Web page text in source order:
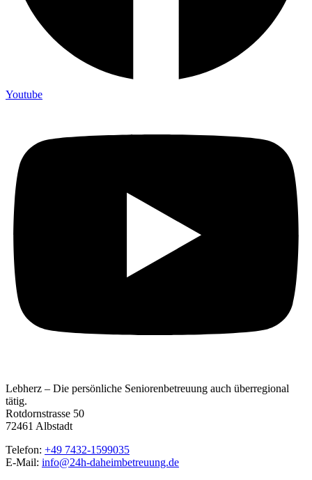
Youtube
Lebherz – Die persönliche Seniorenbetreuung auch überregional
tätig.
Rotdornstrasse 50
72461 Albstadt
Telefon: +49 7432-1599035
E-Mail: info@24h-daheimbetreuung.de